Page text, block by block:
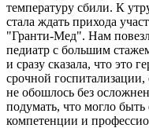
температуру сбили. К
стала ждать прихода
"Гранти-Мед". Нам
педиатр с большим
и сразу сказала, что это
срочной
не обошлось без
подумать, что могло
компетенции и